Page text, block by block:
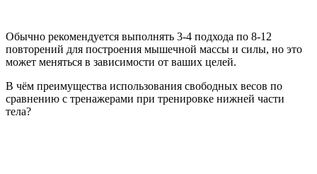
Обычно рекомендуется выполнять 3-4 подхода по 8-12
повторений для построения мышечной массы и силы, но это
может меняться в зависимости от ваших целей.
В чём преимущества использования свободных весов по
сравнению с тренажерами при тренировке нижней части
тела?